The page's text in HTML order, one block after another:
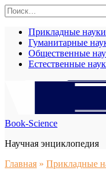
Перейти
к
содержанию
Search
for:
Прикладные науки
Гуманитарные
Общественные
Естественные
Book-Science
Научная энциклопедия
Главная » Прикладные